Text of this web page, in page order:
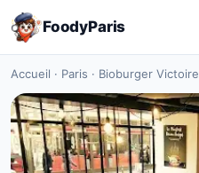
FoodyParis
Accueil · Paris · Bioburger Victoire